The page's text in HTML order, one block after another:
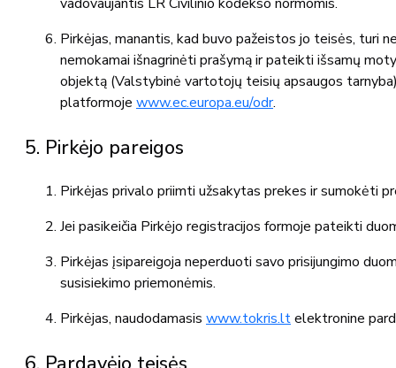
Pirkėjas, manantis, kad buvo pažeistos jo teisės, turi
nemokamai išnagrinėti prašymą ir pateikti išsamų
objektą (Valstybinė vartotojų teisių apsaugos
platformoje www.ec.europa.eu/odr.
5. Pirkėjo pareigos
Pirkėjas privalo priimti užsakytas prekes ir sumokėti
Jei pasikeičia Pirkėjo registracijos formoje pateikti
Pirkėjas įsipareigoja neperduoti savo prisijungimo
susisiekimo priemonėmis.
Pirkėjas, naudodamasis www.tokris.ltelektronine